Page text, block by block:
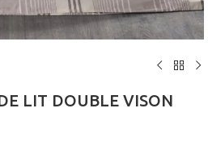
LIT DOUBLE VISON